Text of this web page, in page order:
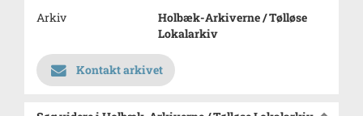
Arkiv
Holbæk-Arkiverne / Tølløse
Lokalarkiv
Kontakt arkivet